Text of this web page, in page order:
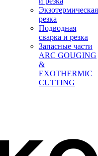
Экзотермическая
резка
Подводная
сварка и резка
Запасные части
ARC GOUGING
&
EXOTHERMIC
CUTTING